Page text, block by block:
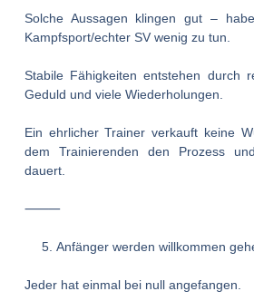
Solche Aussagen klingen gut –
Kampfsport/echter SV wenig zu tun.
Stabile Fähigkeiten entstehen durch
Geduld und viele Wiederholungen.
Ein ehrlicher Trainer verkauft keine
dem Trainierenden den Prozess
dauert.
⸻
Anfänger werden willkommen
Jeder hat einmal bei null angefangen.